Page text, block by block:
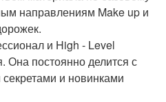
направлениям Make up и
и High - Level
Она постоянно делится с
и новинками